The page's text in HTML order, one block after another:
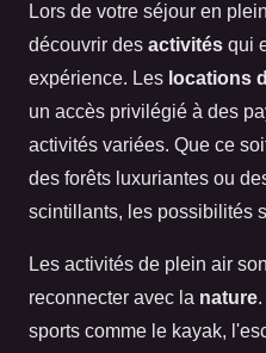
Lors de votre séjour en
découvrir des activités qui
expérience. Les locations
un accès privilégié à des
activités variées. Que ce
des forêts luxuriantes ou
scintillants, les possibilités
Les activités de plein air
reconnecter avec la nature
sports comme le kayak,